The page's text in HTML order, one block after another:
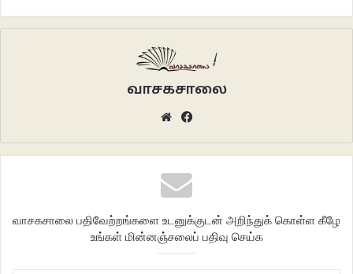
கர்ப்பிணியின் வயிற்றில்
அலையலையாய்
வாசகசாலை
Website
வாசகசாலை பதிவேற்றங்களை உடனுக்குடன் அறிந்துக் கொள்ள கீழே
உங்கள் மின்னஞ்சலைப் பதிவு செய்க